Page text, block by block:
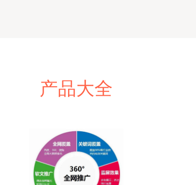
产品大全